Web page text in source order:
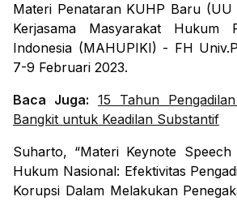
Materi Penataran KUHP Baru (UU
Kerjasama Masyarakat Hukum
Indonesia (MAHUPIKI) - FH
7-9 Februari 2023.
Baca Juga: 15 Tahun
Bangkit untuk Keadilan Substantif
Suharto, “Materi Keynote
Hukum Nasional: Efektivitas
Korupsi Dalam Melakukan